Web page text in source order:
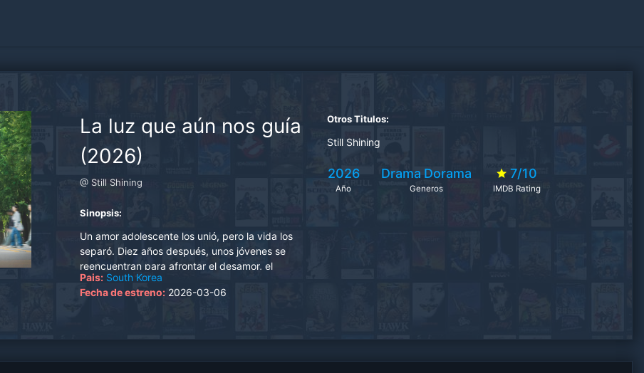
La luz que aún nos guía
(2026)
@ Still Shining
Sinopsis:
Un amor adolescente los unió, pero la vida los
separó. Diez años después, unos jóvenes se
reencuentran para afrontar el desamor, el
presente y nuevos desafíos..
Pais: South Korea
Fecha de estreno: 2026-03-06
Otros Titulos:
Still Shining
2026
Año
Drama Dorama
Generos
7/10
IMDB Rating